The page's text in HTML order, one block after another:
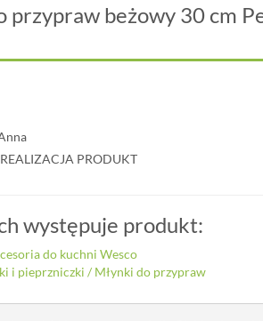
przypraw beżowy 30 cm
PRODUKT
występuje produkt:
do kuchni Wesco
i pieprzniczki / Młynki do przypraw